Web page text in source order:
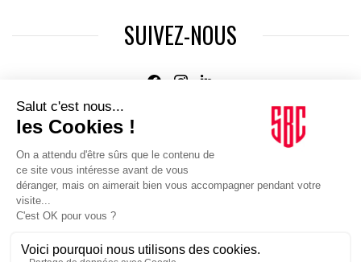
SUIVEZ-NOUS
Agence web:Novius